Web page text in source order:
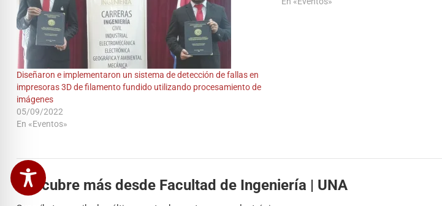
Diseñaron e implementaron un sistema de detección de fallas en
impresoras 3D de filamento fundido utilizando procesamiento de
imágenes
05/09/2022
En «Eventos»
Descubre más desde Facultad de Ingeniería | UNA